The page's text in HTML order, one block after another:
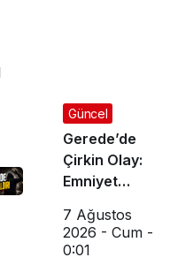
Güncel
Gerede’de
Çirkin Olay:
Emniyet
Başlattı
7 Ağustos
2026 - Cum -
0:01